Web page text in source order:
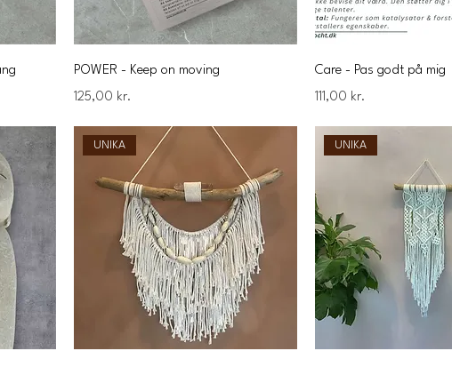
POWER - Keep on moving
Pris
125,00 kr.
Care - Pas godt på mig
Pris
111,00 kr.
UNIKA UNIKA